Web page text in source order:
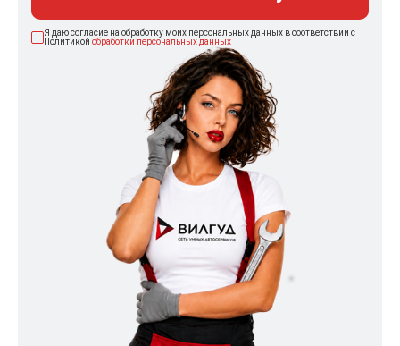
Я даю согласие на обработку моих персональных данных в соответствии с
Политикой обработки персональных данных